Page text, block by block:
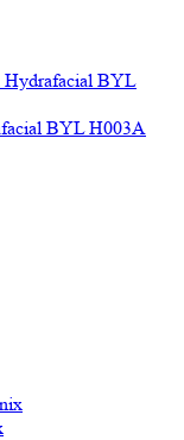
BYL H003A